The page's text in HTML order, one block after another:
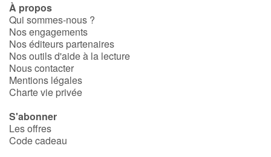
À propos
Qui sommes-nous ?
Nos engagements
Nos éditeurs partenaires
Nos outils d'aide à la lecture
Nous contacter
Mentions légales
Charte vie privée
S'abonner
Les offres
Code cadeau